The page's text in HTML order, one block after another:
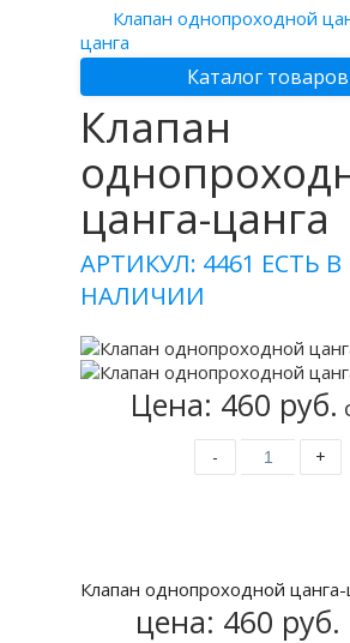
Клапан однопроходной
цанга
Каталог товаров
Клапан
цанга-цанга
АРТИКУЛ: 4461 ЕСТЬ В
НАЛИЧИИ
Цена: 460 руб.
- +
Клапан однопроходной цанга-
цена: 460 руб.